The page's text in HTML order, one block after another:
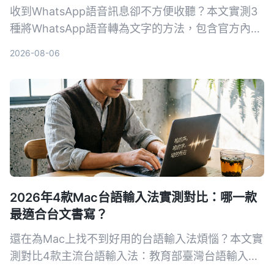
收到WhatsApp語音訊息卻不方便收聽？本文實測3
種將WhatsApp語音轉為文字的方法，包含官方內建
方案。
2026-08-06
2026年4款Mac台語輸入法實測對比：哪一款
最適合台文書寫？
還在為Mac上找不到好用的台語輸入法煩惱？本文實
測對比4款主流台語輸入法：教育部臺灣台語輸入